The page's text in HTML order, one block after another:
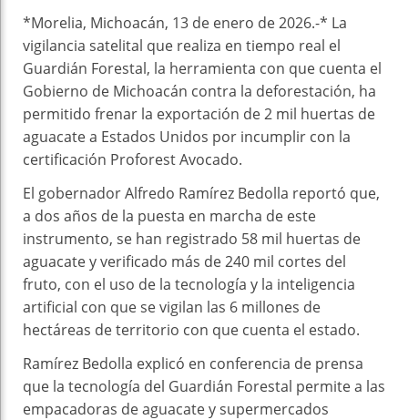
*Morelia, Michoacán, 13 de enero de 2026.-* La
vigilancia satelital que realiza en tiempo real el
Guardián Forestal, la herramienta con que cuenta el
Gobierno de Michoacán contra la deforestación, ha
permitido frenar la exportación de 2 mil huertas de
aguacate a Estados Unidos por incumplir con la
certificación Proforest Avocado.
El gobernador Alfredo Ramírez Bedolla reportó que,
a dos años de la puesta en marcha de este
instrumento, se han registrado 58 mil huertas de
aguacate y verificado más de 240 mil cortes del
fruto, con el uso de la tecnología y la inteligencia
artificial con que se vigilan las 6 millones de
hectáreas de territorio con que cuenta el estado.
Ramírez Bedolla explicó en conferencia de prensa
que la tecnología del Guardián Forestal permite a las
empacadoras de aguacate y supermercados